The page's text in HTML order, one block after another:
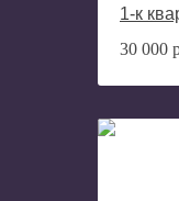
1-к
30 000